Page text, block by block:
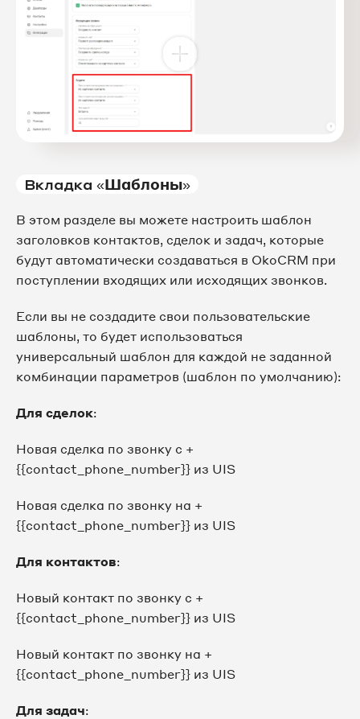
Вкладка «Шаблоны»
В этом разделе вы можете настроить шаблон
заголовков контактов, сделок и задач, которые
будут автоматически создаваться в OkoCRM при
поступлении входящих или исходящих звонков.
Если вы не создадите свои пользовательские
шаблоны, то будет использоваться
универсальный шаблон для каждой не заданной
комбинации параметров (шаблон по умолчанию):
Для сделок:
Новая сделка по звонку с +
{{contact_phone_number}} из UIS
Новая сделка по звонку на +
{{contact_phone_number}} из UIS
Для контактов:
Новый контакт по звонку с +
{{contact_phone_number}} из UIS
Новый контакт по звонку на +
{{contact_phone_number}} из UIS
Для задач: